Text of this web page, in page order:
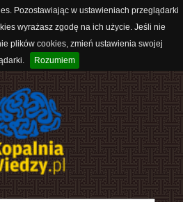
Pozostawiając w ustawieniach przeglądarki
wyrażasz zgodę na ich użycie. Jeśli nie
plików cookies, zmień ustawienia swojej
Rozumiem